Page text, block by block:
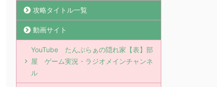
攻略タイトル一覧
動画サイト
YouTube たんぶらぁの隠れ家【表】部
屋 ゲーム実況・ラジオメインチャンネ
ル